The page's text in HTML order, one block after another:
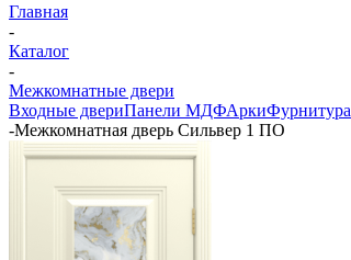
Главная
-
Каталог
-
Межкомнатные двери
Входные двериПанели МДФАркиФурнитура
-Межкомнатная дверь Сильвер 1 ПО